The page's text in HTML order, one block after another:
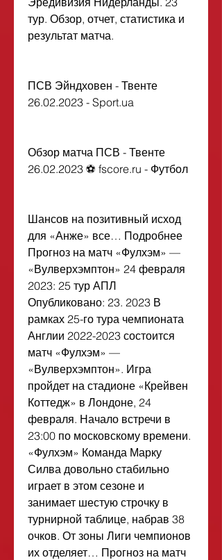
тур. Обзор, отчет, статистика и
результат матча.
ПСВ Эйндховен - Твенте
26.02.2023 - Sport.ua
Обзор матча ПСВ - Твенте
26.02.2023 ⚽ fscore.ru - Футбол
Шансов на позитивный исход
для «Анже» все… Подробнее
Прогноз на матч «Фулхэм» —
«Вулверхэмптон» 24 февраля
2023: 25 тур АПЛ
Опубликовано: 23. 2023 В
рамках 25-го тура чемпионата
Англии 2022-2023 состоится
матч «Фулхэм» —
«Вулверхэмптон». Игра
пройдет на стадионе «Крейвен
Коттедж» в Лондоне, 24
февраля. Начало встречи в
23:00 по московскому времени.
«Фулхэм» Команда Марку
Силва довольно стабильно
играет в этом сезоне и
занимает шестую строчку в
турнирной таблице, набрав 38
очков. От зоны Лиги чемпионов
их отделяет… Прогноз на матч